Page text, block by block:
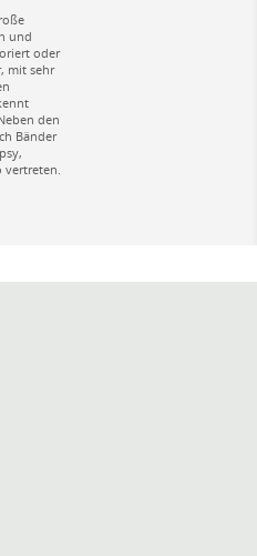
und
oder
mit sehr
den
Bänder